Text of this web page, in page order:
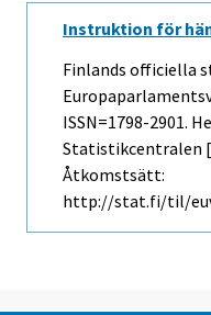
Instruktion för
Finlands officiella
ISSN=1798-2901.
Statistikcentralen
Åtkomstsätt:
http://stat.fi/til/